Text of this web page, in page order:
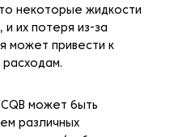
некоторые жидкости
и их потеря из-за
может привести к
может быть
различных